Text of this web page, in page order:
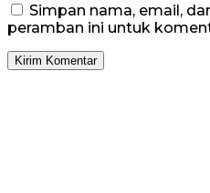
Simpan nama, email,
peramban ini untuk